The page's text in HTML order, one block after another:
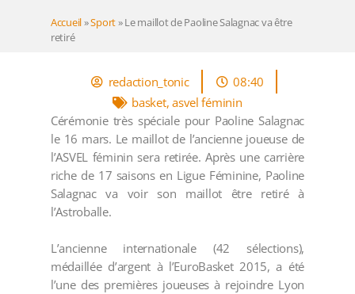
Accueil»Sport»Le maillot de Paoline Salagnac va être
retiré
redaction_tonic
08:40
basket,asvel féminin
Cérémonie très spéciale pour Paoline Salagnac
le 16 mars. Le maillot de l’ancienne joueuse de
l’ASVEL féminin sera retirée. Après une carrière
riche de 17 saisons en Ligue Féminine, Paoline
Salagnac va voir son maillot être retiré à
l’Astroballe.
L’ancienne internationale (42 sélections),
médaillée d’argent à l’EuroBasket 2015, a été
l’une des premières joueuses à rejoindre Lyon